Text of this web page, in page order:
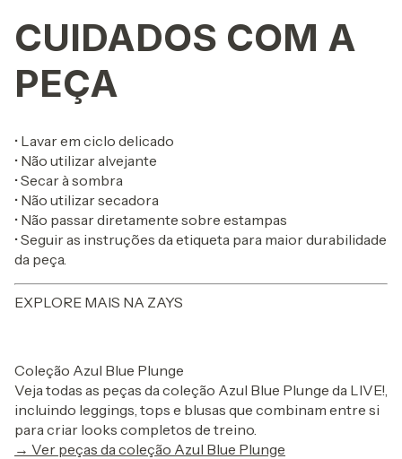
CUIDADOS COM A
PEÇA
• Lavar em ciclo delicado
• Não utilizar alvejante
• Secar à sombra
• Não utilizar secadora
• Não passar diretamente sobre estampas
• Seguir as instruções da etiqueta para maior durabilidade
da peça.
EXPLORE MAIS NA ZAYS
Coleção Azul Blue Plunge
Veja todas as peças da coleção Azul Blue Plunge da LIVE!,
incluindo leggings, tops e blusas que combinam entre si
para criar looks completos de treino.
→ Ver peças da coleção Azul Blue Plunge